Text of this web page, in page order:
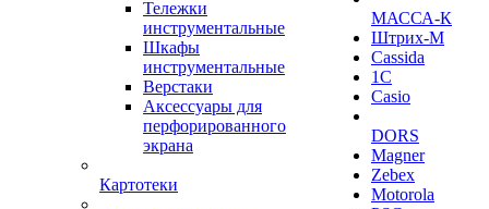
Тележки
инструментальные
Шкафы
инструментальные
Верстаки
Аксессуары для
перфорированного
экрана
Картотеки
МАССА-К
Штрих-М
Cassida
1С
Casio
DORS
Magner
Zebex
Motorola